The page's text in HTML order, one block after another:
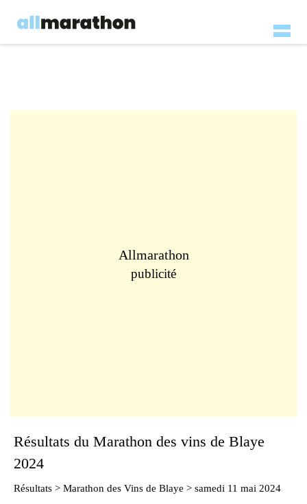
Allmarathon
publicité
Résultats du Marathon des vins de Blaye
2024
Résultats > Marathon des Vins de Blaye > samedi 11 mai 2024